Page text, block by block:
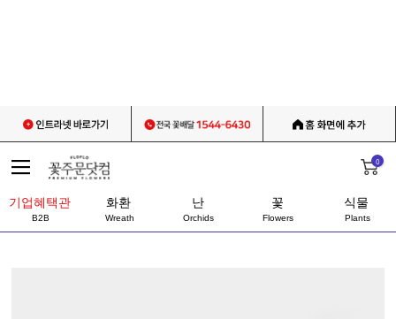
0
기업혜택관
B2B
화환
Wreath
난
Orchids
꽃
Flowers
식물
Plants